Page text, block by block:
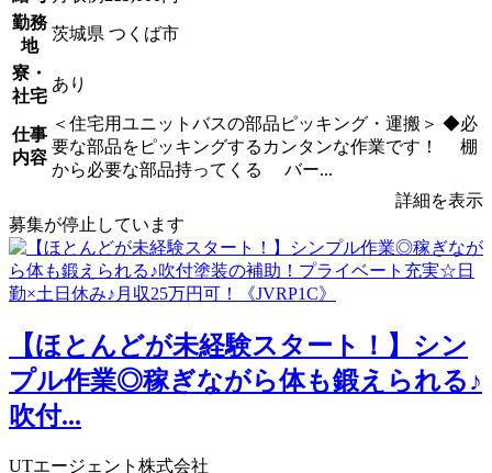
勤務
地
茨城県 つくば市
寮・
社宅
あり
仕事
内容
＜住宅用ユニットバスの部品ピッキング・運搬＞ ◆必
要な部品をピッキングするカンタンな作業です！ 棚
から必要な部品持ってくる バー...
詳細を表示
募集が停止しています
【ほとんどが未経験スタート！】シン
プル作業◎稼ぎながら体も鍛えられる♪
吹付...
UTエージェント株式会社